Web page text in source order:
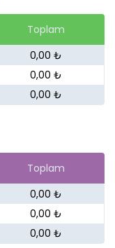
Toplam
0,00 ₺
0,00 ₺
0,00 ₺
Toplam
0,00 ₺
0,00 ₺
0,00 ₺